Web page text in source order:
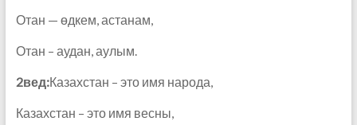
Отан — өдкем, астанам,
Отан – аудан, аулым.
2вед:Казахстан – это имя народа,
Казахстан – это имя весны,